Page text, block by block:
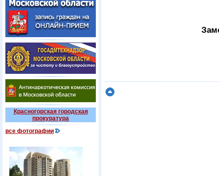
Красногорская городская
прокуратура
все фотографии